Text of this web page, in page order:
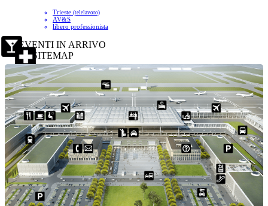
Trieste (telelavoro)
AV&S
libero professionista
EVENTI IN ARRIVO
SITEMAP